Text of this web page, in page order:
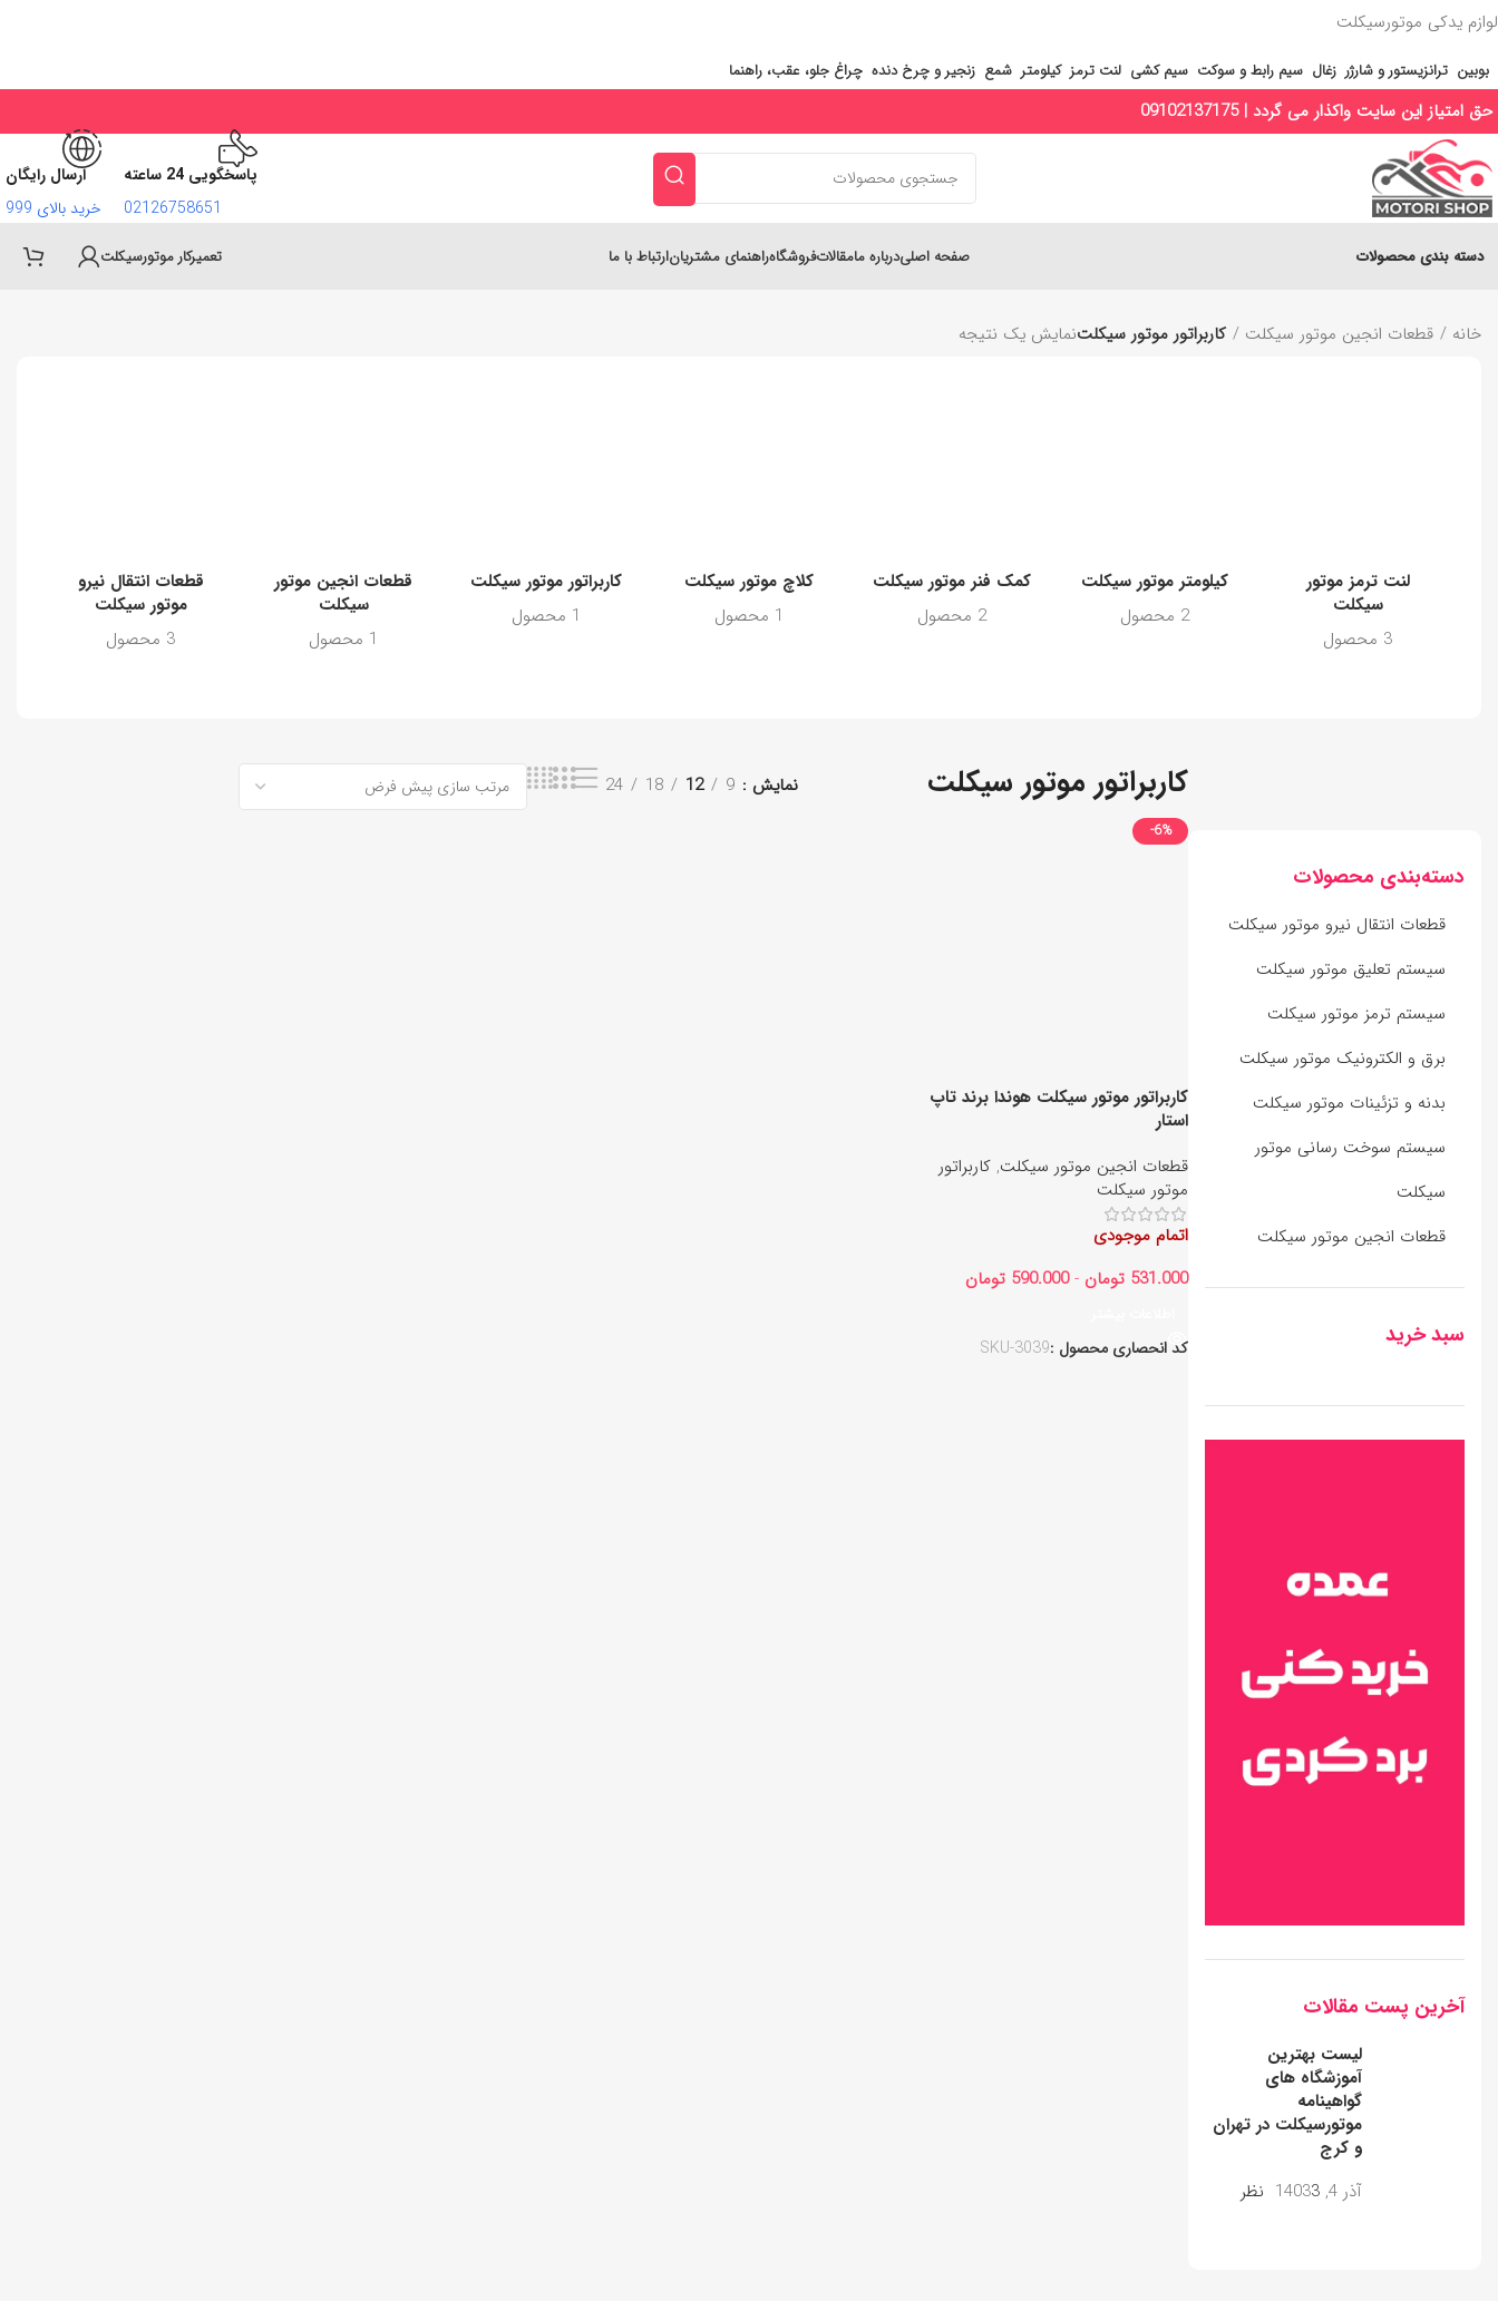
لوازم یدکی موتورسیکلت
بوبین ترانزیستور و شارژر زغال سیم رابط و سوکت سیم کشی لنت ترمز کیلومتر شمع زنجیر و چرخ‌ دنده چراغ جلو، عقب، راهنما
حق امتیاز این سایت واکذار می گردد | 09102137175
پاسخگویی 24 ساعته
02126758651
ارسال رایگان
خرید بالای 999
دسته بندی محصولات صفحه اصلیدرباره مامقالاتفروشگاهراهنمای مشتریانارتباط با ما تعمیرکار موتورسیکلت
خانه قطعات انجین موتور سیکلت کاربراتور موتور سیکلتنمایش یک نتیجه
لنت ترمز موتور
سیکلت
3 محصول
کیلومتر موتور سیکلت
2 محصول
کمک فنر موتور سیکلت
2 محصول
کلاچ موتور سیکلت
1 محصول
کاربراتور موتور سیکلت
1 محصول
قطعات انجین موتور
سیکلت
1 محصول
قطعات انتقال نیرو
موتور سیکلت
3 محصول
دسته‌بندی محصولات
قطعات انتقال نیرو موتور سیکلت
سیستم تعلیق موتور سیکلت
سیستم ترمز موتور سیکلت
برق و الکترونیک موتور سیکلت
بدنه و تزئینات موتور سیکلت
سیستم سوخت رسانی موتور
سیکلت
قطعات انجین موتور سیکلت
سبد خرید
آخرین پست‌ مقالات
لیست بهترین
آموزشگاه های
گواهینامه
موتورسیکلت در تهران
و کرج
آذر 4, 1403
3 نظر
کاربراتور موتور سیکلت نمایش 9
12
18
24
-6%
کاربراتور موتور سیکلت هوندا برند تاپ
استار
قطعات انجین موتور سیکلت, کاربراتور
موتور سیکلت
اتمام موجودی
531.000 تومان -
590.000 تومان
کد انحصاری محصول :SKU-3039